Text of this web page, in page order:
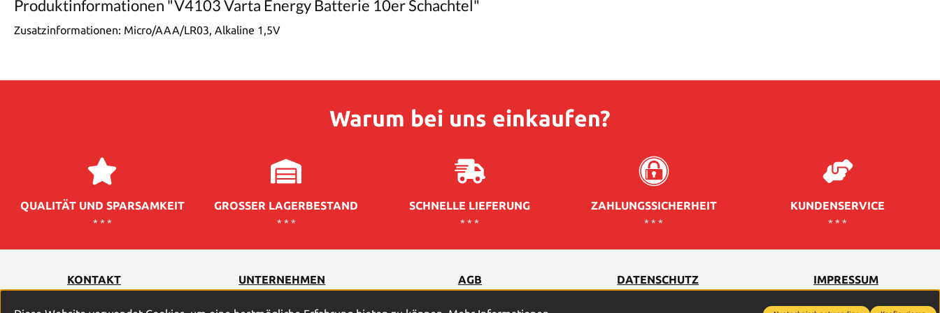
Produktinformationen "V4103 Varta Energy Batterie 10er Schachtel"
Zusatzinformationen: Micro/AAA/LR03, Alkaline 1,5V
Warum bei uns einkaufen?
QUALITÄT UND SPARSAMKEIT
* * *
GROSSER LAGERBESTAND
* * *
SCHNELLE LIEFERUNG
* * *
ZAHLUNGSSICHERHEIT
* * *
KUNDENSERVICE
* * *
KONTAKT UNTERNEHMEN AGB DATENSCHUTZ IMPRESSUM